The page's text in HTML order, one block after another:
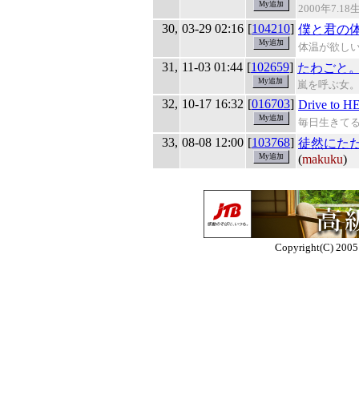
2000年7.18
30, 03-29 02:16 [104210] 僕と君の
体温が欲し
31, 11-03 01:44 [102659] たわごと
嵐を呼ぶ女。
32, 10-17 16:32 [016703] Drive to
毎日生きて
33, 08-08 12:00 [103768] 徒然にた
(makuku)
Copyright(C)